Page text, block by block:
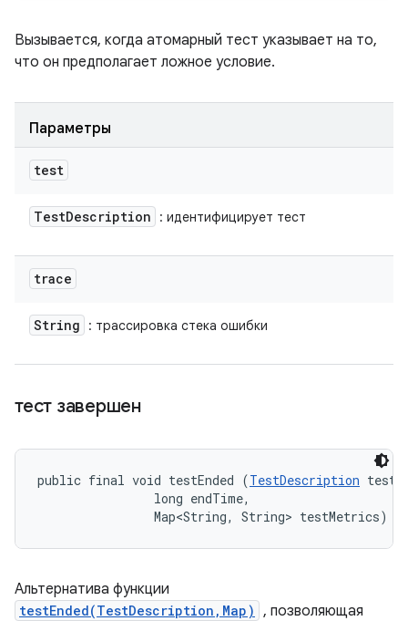
Вызывается, когда атомарный тест указывает на то,
что он предполагает ложное условие.
Параметры
test
TestDescription : идентифицирует тест
trace
String : трассировка стека ошибки
тест завершен
public final void testEnded (TestDescription
                long endTime,
                Map<String, String> testMetrics)
Альтернатива функции
testEnded(TestDescription,Map) , позволяющая